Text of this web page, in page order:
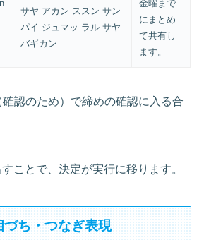
サヤ アカン ススン サン
パイ ジュマッ ラル サヤ
バギカン
金曜まで
にまとめ
て共有し
ます。
確認のため）で締めの確認に入る合
ことで、決定が実行に移ります。
ち・つなぎ表現